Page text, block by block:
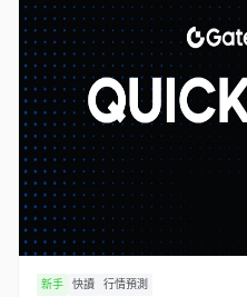
新手 快讀 行情預測